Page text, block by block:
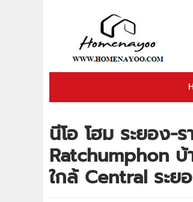
นีโอ โฮม ระยอง-
Ratchumphon บ้
ใกล้ Central ระย